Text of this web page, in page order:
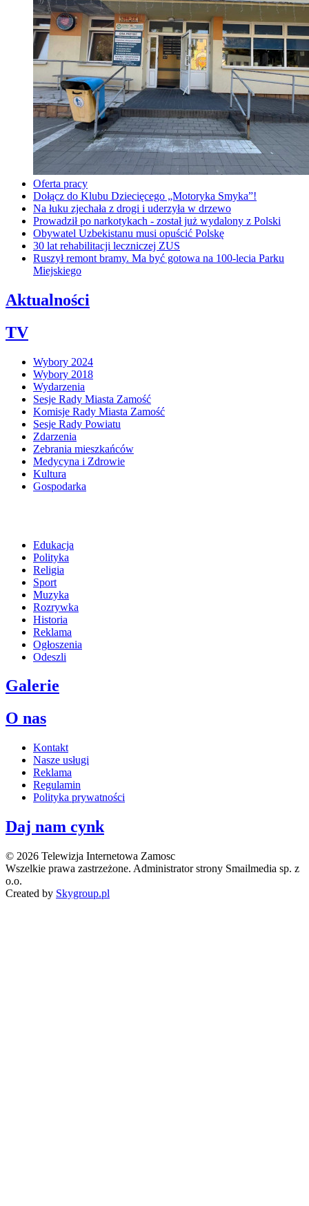
Oferta pracy
Dołącz do Klubu Dziecięcego „Motoryka Smyka”!
Na łuku zjechała z drogi i uderzyła w drzewo
Prowadził po narkotykach - został już wydalony z Polski
Obywatel Uzbekistanu musi opuścić Polskę
30 lat rehabilitacji leczniczej ZUS
Ruszył remont bramy. Ma być gotowa na 100-lecia Parku
Miejskiego
Aktualności
TV
Wybory 2024
Wybory 2018
Wydarzenia
Sesje Rady Miasta Zamość
Komisje Rady Miasta Zamość
Sesje Rady Powiatu
Zdarzenia
Zebrania mieszkańców
Medycyna i Zdrowie
Kultura
Gospodarka
Edukacja
Polityka
Religia
Sport
Muzyka
Rozrywka
Historia
Reklama
Ogłoszenia
Odeszli
Galerie
O nas
Kontakt
Nasze usługi
Reklama
Regulamin
Polityka prywatności
Daj nam cynk
© 2026 Telewizja Internetowa Zamosc
Wszelkie prawa zastrzeżone. Administrator strony Smailmedia sp. z
o.o.
Created by Skygroup.pl